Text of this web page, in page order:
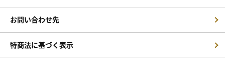
お問い合わせ先
特商法に基づく表示